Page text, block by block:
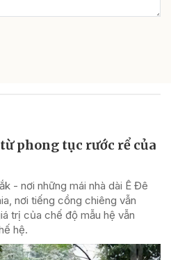
phong tục rước rể của
- nơi những mái nhà dài Ê Đê
nơi tiếng cồng chiêng vẫn
trị của chế độ mẫu hệ vẫn
hệ.